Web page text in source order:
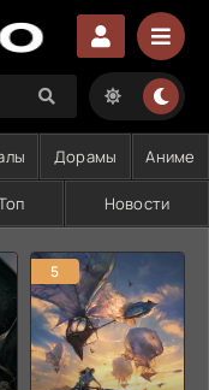
Дорамы Аниме
Новости
5